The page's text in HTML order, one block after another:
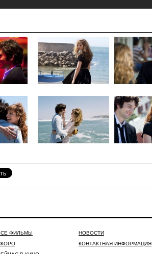
ФИЛЬМЫ
НОВОСТИ
КОНТАКТНАЯ ИНФОРМАЦИЯ